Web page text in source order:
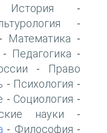
История -
-
Математика -
- Педагогика -
-
Право
- Психология -
- Социология -
науки -
- Философия -